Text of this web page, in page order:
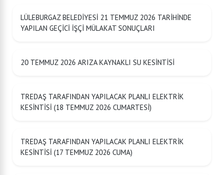
LÜLEBURGAZ BELEDİYESİ 21 TEMMUZ 2026 TARİHİNDE
YAPILAN GEÇİCİ İŞÇİ MÜLAKAT SONUÇLARI
20 TEMMUZ 2026 ARIZA KAYNAKLI SU KESİNTİSİ
TREDAŞ TARAFINDAN YAPILACAK PLANLI ELEKTRİK
KESİNTİSİ (18 TEMMUZ 2026 CUMARTESİ)
TREDAŞ TARAFINDAN YAPILACAK PLANLI ELEKTRİK
KESİNTİSİ (17 TEMMUZ 2026 CUMA)